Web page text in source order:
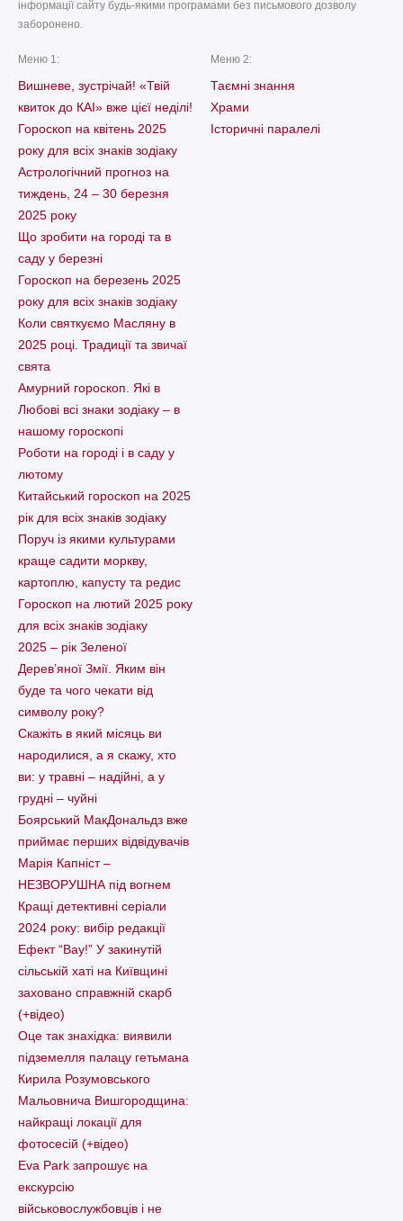
інформації сайту будь-якими програмами без письмового дозволу
заборонено.
Меню 1:
Вишневе, зустрічай! «Твій
квиток до КАІ» вже цієї неділі!
Гороскоп на квітень 2025
року для всіх знаків зодіаку
Астрологічний прогноз на
тиждень, 24 – 30 березня
2025 року
Що зробити на городі та в
саду у березні
Гороскоп на березень 2025
року для всіх знаків зодіаку
Коли святкуємо Масляну в
2025 році. Традиції та звичаї
свята
Амурний гороскоп. Які в
Любові всі знаки зодіаку – в
нашому гороскопі
Pоботи на городі і в саду у
лютому
Китайський гороскоп на 2025
рік для всіх знаків зодіаку
Поруч із якими культурами
краще садити моркву,
картоплю, капусту та редис
Гороскоп на лютий 2025 року
для всіх знаків зодіаку
2025 – рік Зеленої
Дерев’яної Змії. Яким він
буде та чого чекати від
символу року?
Скажіть в який місяць ви
народилися, а я скажу, хто
ви: у травні – надійні, а у
грудні – чуйні
Боярський МакДональдз вже
приймає перших відвідувачів
Марія Капніст –
НЕЗВОРУШНА під вогнем
Кращі детективні серіали
2024 року: вибір редакції
Ефект “Вау!” У закинутій
сільській хаті на Київщині
заховано справжній скарб
(+відео)
Оце так знахідка: виявили
підземелля палацу гетьмана
Кирила Розумовського
Мальовнича Вишгородщина:
найкращі локації для
фотосесій (+відео)
Eva Park запрошує на
екскурсію
військовослужбовців і не
Меню 2:
Таємні знання
Храми
Історичні паралелі